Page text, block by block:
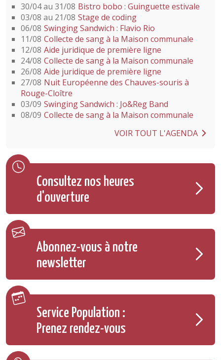
30/04 au 31/08 Bistro bobo : Guinguette estivale
03/08 au 21/08 Stage de coding
06/08 Swinging Sandwich : Flavio Rio
11/08 Collecte de sang à la Maison communale
12/08 Aide juridique de première ligne
24/08 Collecte de sang à la Maison communale
26/08 Aide juridique de première ligne
27/08 Nuit Européenne des Chauves-souris à
Rouge-Cloître
03/09 Swinging Sandwich : Jo&Reg Band
08/09 Collecte de sang à la Maison communale
VOIR TOUT L'AGENDA
Consultez nos heures
d'ouverture
Abonnez-vous à notre
newsletter
Service Population :
Prenez rendez-vous